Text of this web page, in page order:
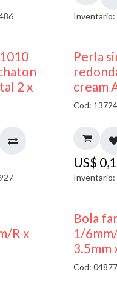
Inventario:
2 x
Perla
cream
Cod: 13724
US$
Inventario:
R x
Bola
1/
3.5mm
Cod: 04877